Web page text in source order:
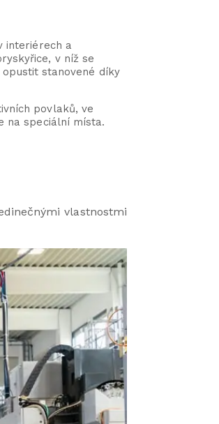
interiérech a
v níž se
stanovené díky
povlaků, ve
na speciální místa.
vlastnostmi